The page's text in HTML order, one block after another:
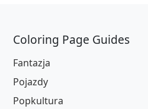
Coloring Page Guides
Fantazja
Pojazdy
Popkultura